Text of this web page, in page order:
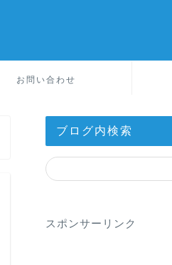
お問い合わせ
ブログ内検索
スポンサーリンク